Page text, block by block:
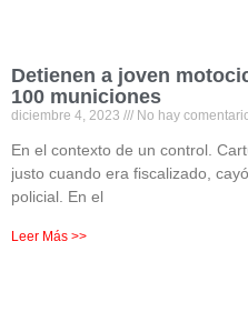
Detienen a joven
100 municiones
diciembre 4, 2023 No hay
En el contexto de un control.
justo cuando era fiscalizado,
policial. En el
Leer Más >>